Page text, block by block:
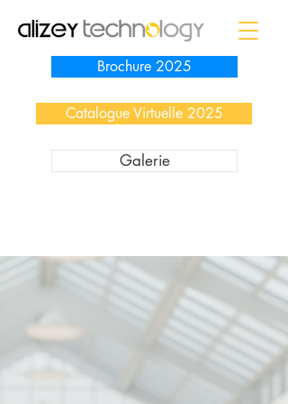
Brochure 2025
Galerie
Catalogue Virtuelle 2025